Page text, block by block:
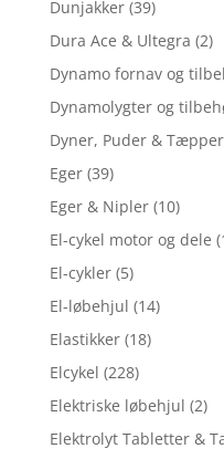
Dunjakker (39)
Dura Ace & Ultegra (2)
Dynamo fornav og
Dynamolygter og
Dyner, Puder & Tæpper
Eger (39)
Eger & Nipler (10)
El-cykel motor og dele
El-cykler (5)
El-løbehjul (14)
Elastikker (18)
Elcykel (228)
Elektriske løbehjul (2)
Elektrolyt Tabletter &